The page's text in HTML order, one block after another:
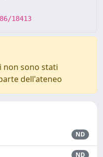
18413
non sono stati
dell'ateneo
ND
ND